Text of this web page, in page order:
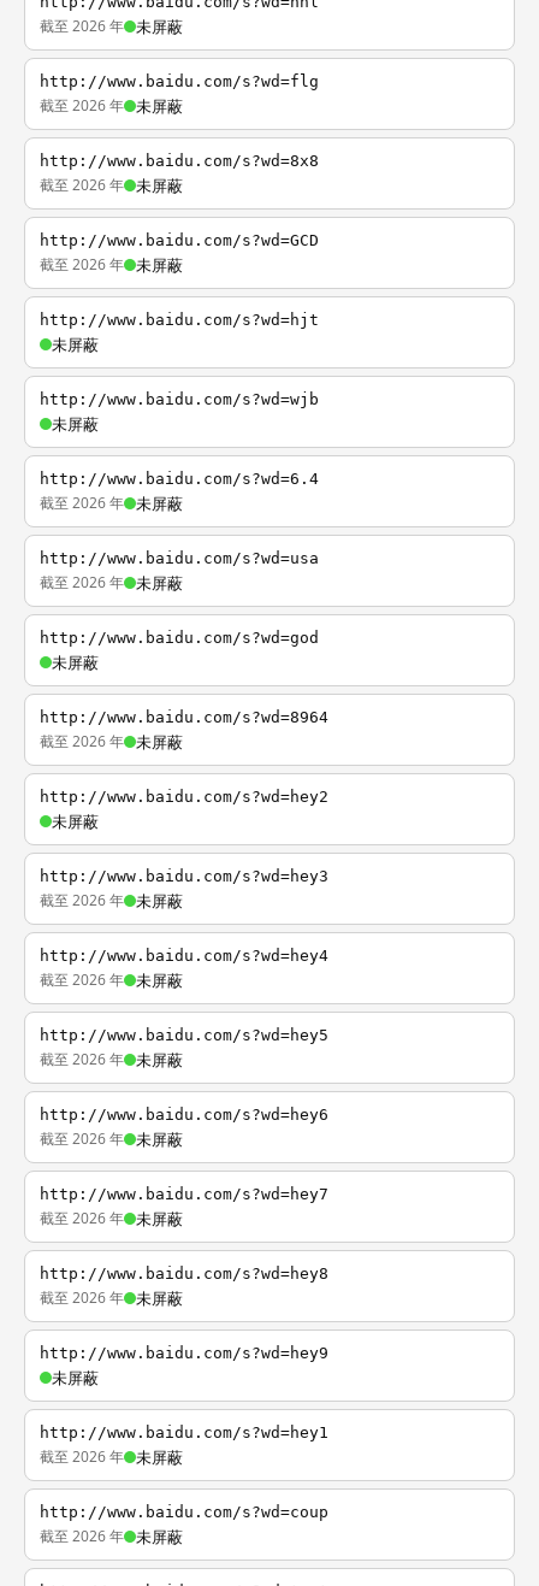
截至 2026 年 未屏蔽
http://www.baidu.com/s?wd=flg
截至 2026 年 未屏蔽
http://www.baidu.com/s?wd=8x8
截至 2026 年 未屏蔽
http://www.baidu.com/s?wd=GCD
截至 2026 年 未屏蔽
http://www.baidu.com/s?wd=hjt
未屏蔽
http://www.baidu.com/s?wd=wjb
未屏蔽
http://www.baidu.com/s?wd=6.4
截至 2026 年 未屏蔽
http://www.baidu.com/s?wd=usa
截至 2026 年 未屏蔽
http://www.baidu.com/s?wd=god
未屏蔽
http://www.baidu.com/s?wd=8964
截至 2026 年 未屏蔽
http://www.baidu.com/s?wd=hey2
未屏蔽
http://www.baidu.com/s?wd=hey3
截至 2026 年 未屏蔽
http://www.baidu.com/s?wd=hey4
截至 2026 年 未屏蔽
http://www.baidu.com/s?wd=hey5
截至 2026 年 未屏蔽
http://www.baidu.com/s?wd=hey6
截至 2026 年 未屏蔽
http://www.baidu.com/s?wd=hey7
截至 2026 年 未屏蔽
http://www.baidu.com/s?wd=hey8
截至 2026 年 未屏蔽
http://www.baidu.com/s?wd=hey9
未屏蔽
http://www.baidu.com/s?wd=hey1
截至 2026 年 未屏蔽
http://www.baidu.com/s?wd=coup
截至 2026 年 未屏蔽